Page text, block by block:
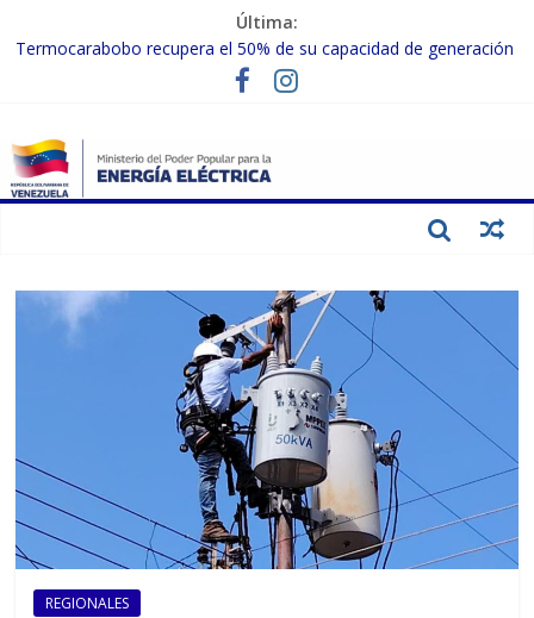
Última:
Termocarabobo recupera el 50% de su capacidad de generación
MPPEE avanza en la recuperación de infraestructuras eléctricas
Gobierno Nacional coordina acciones con el sector privado para
fortalecer el SEN ante el «Súper Niño»
Inspeccionan trabajos de rehabilitación en instalaciones del SEN
REGIONALES